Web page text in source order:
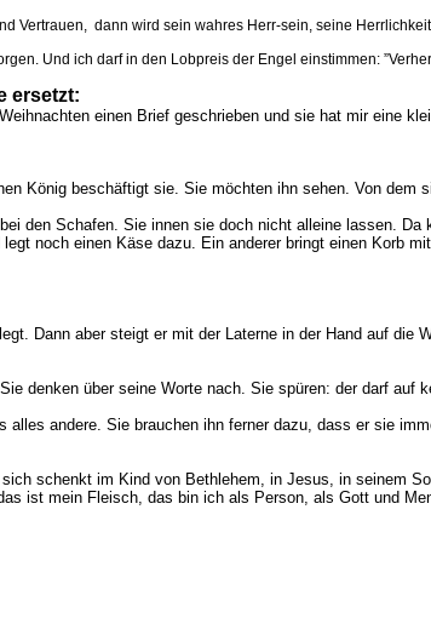
Vertrauen, dann wird sein wahres Herr-sein, seine
Und ich darf in den Lobpreis der Engel einstimmen:
ersetzt:
einen Brief geschrieben und sie hat mir eine
König beschäftigt sie. Sie möchten ihn sehen. Von
den Schafen. Sie innen sie doch nicht alleine lassen.
noch einen Käse dazu. Ein anderer bringt einen Korb
Dann aber steigt er mit der Laterne in der Hand auf
denken über seine Worte nach. Sie spüren: der darf auf
andere. Sie brauchen ihn ferner dazu, dass er sie
schenkt im Kind von Bethlehem, in Jesus, in seinem
ist mein Fleisch, das bin ich als Person, als Gott und